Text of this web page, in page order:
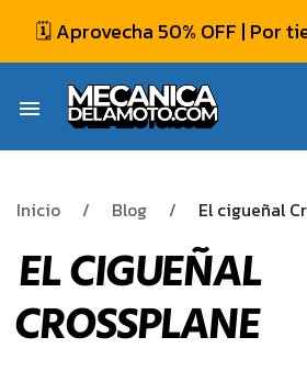
🗓️ Aprovecha 50% OFF | Por
menu
Inicio Blog El cigueñal
EL CIGUEÑAL
CROSSPLANE